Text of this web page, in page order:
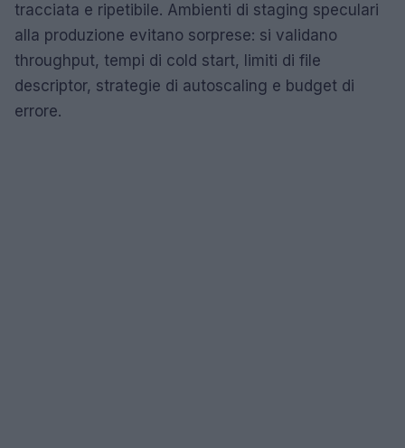
tracciata e ripetibile. Ambienti di staging speculari
alla produzione evitano sorprese: si validano
throughput, tempi di cold start, limiti di file
descriptor, strategie di autoscaling e budget di
errore.